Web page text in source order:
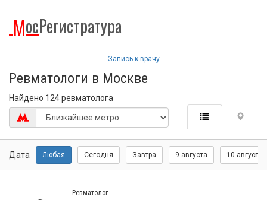
МосРегистратура
Запись к врачу
Ревматологи в Москве
Найдено 124 ревматолога
Дата Любая Сегодня Завтра 9 августа 10 августа
Ревматолог